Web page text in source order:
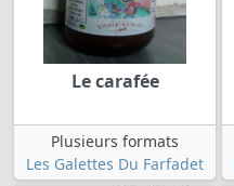
Le carafée
Plusieurs formats
Les Galettes Du Farfadet